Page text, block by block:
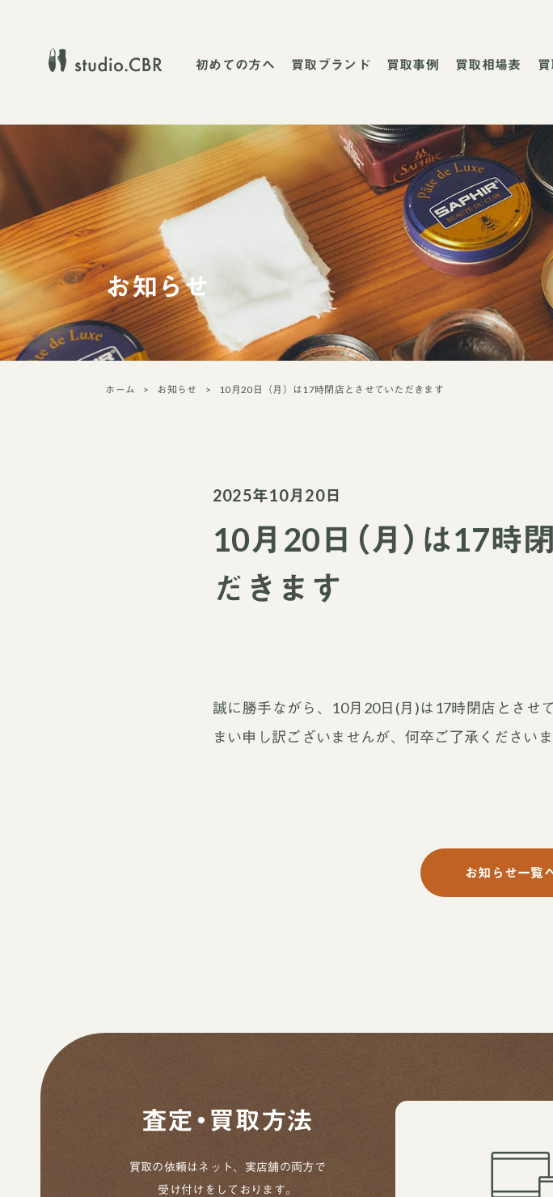
初めての方へ 買取ブランド 買取事例 買取相場表
お知らせ
ホーム お知らせ 10月20日（月）は17時閉店とさせていただきます
2025年10月20日
10月20日（月）は17時
だきます
誠に勝手ながら、10月20日(月)は17時閉店とさせ
まい申し訳ございませんが、何卒ご了承くださいま
お知らせ一覧
査定・買取方法
買取の依頼はネット、実店舗の両方で
受け付けをしております。